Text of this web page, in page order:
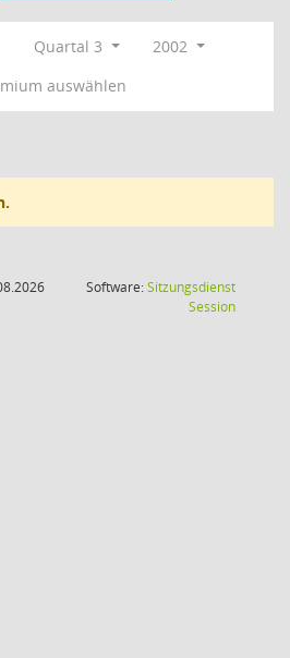
Quartal 3
2002
auswählen
Software:Sitzungsdienst
Session(Wird in